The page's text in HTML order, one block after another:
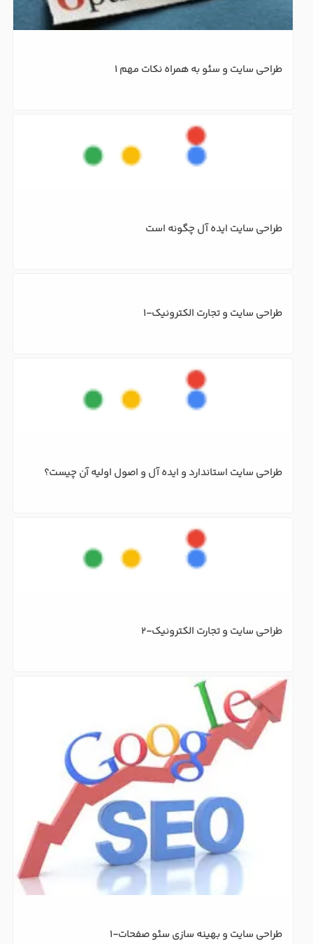
طراحی سایت و سئو به همراه نکات مهم 1
طراحی سایت ایده آل چگونه است
طراحی سایت استاندارد و ایده آل و اصول اولیه آن چیست؟
طراحی سایت و تجارت الکترونیک-2